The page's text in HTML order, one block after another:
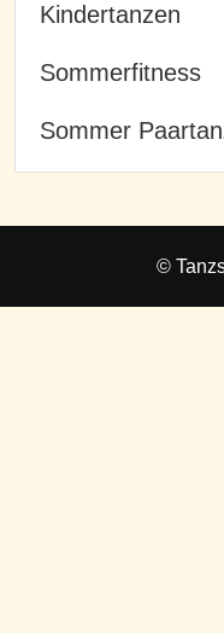
Kindertanzen
Sommerfitness
Sommer
©